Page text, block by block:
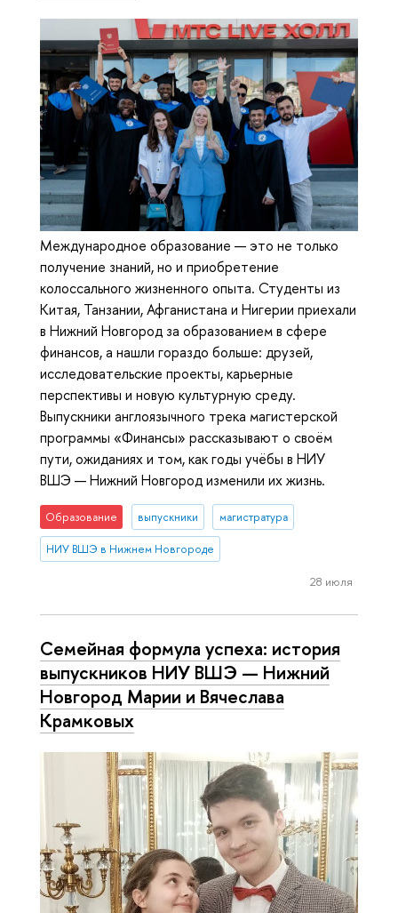
Международное образование — это не только
получение знаний, но и приобретение
колоссального жизненного опыта. Студенты из
Китая, Танзании, Афганистана и Нигерии приехали
в Нижний Новгород за образованием в сфере
финансов, а нашли гораздо больше: друзей,
исследовательские проекты, карьерные
перспективы и новую культурную среду.
Выпускники англоязычного трека магистерской
программы «Финансы» рассказывают о своём
пути, ожиданиях и том, как годы учёбы в НИУ
ВШЭ — Нижний Новгород изменили их жизнь.
Образование выпускники магистратура
НИУ ВШЭ в Нижнем Новгороде
28 июля
Семейная формула успеха: история
выпускников НИУ ВШЭ — Нижний
Новгород Марии и Вячеслава
Крамковых